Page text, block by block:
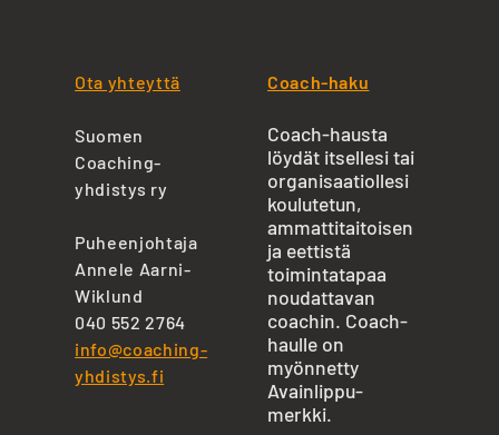
Ota yhteyttä
Suomen
Coaching-
yhdistys ry
Puheenjohtaja
Annele Aarni-
Wiklund
040 552 2764
info@coaching-
yhdistys.fi
Coach-haku
Coach-hausta
löydät itsellesi tai
organisaatiollesi
koulutetun,
ammattitaitoisen
ja eettistä
toimintatapaa
noudattavan
coachin. Coach-
haulle on
myönnetty
Avainlippu-
merkki.